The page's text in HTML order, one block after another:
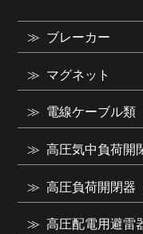
ブレーカー
マグネット
電線ケーブル類
高圧気中負荷開
高圧負荷開閉器
高圧配電用避雷